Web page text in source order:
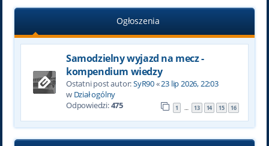
Ogłoszenia
Samodzielny wyjazd na mecz -
kompendium wiedzy
Ostatni post autor:SyR90«23 lip 2026, 22:03
w Dział ogólny
Odpowiedzi:475 1 … 13 14 15 16